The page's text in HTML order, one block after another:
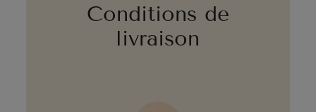
Conditions de
livraison